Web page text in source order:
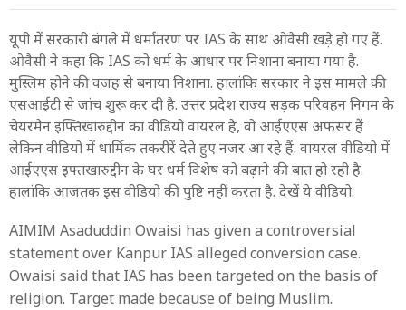
यूपी में सरकारी बंगले में धर्मांतरण पर IAS के साथ ओवैसी खड़े हो गए हैं.
ओवैसी ने कहा कि IAS को धर्म के आधार पर निशाना बनाया गया है.
मुस्लिम होने की वजह से बनाया निशाना. हालांकि सरकार ने इस मामले की
एसआईटी से जांच शुरू कर दी है. उत्तर प्रदेश राज्य सड़क परिवहन निगम के
चेयरमैन इफ्तिखारुद्दीन का वीडियो वायरल है, वो आईएएस अफसर हैं
लेकिन वीडियो में धार्मिक तकरीरें देते हुए नजर आ रहे हैं. वायरल वीडियो में
आईएएस इफ्तखारुद्दीन के घर धर्म विशेष को बढ़ाने की बात हो रही है.
हालांकि आजतक इस वीडियो की पुष्टि नहीं करता है. देखें ये वीडियो.
AIMIM Asaduddin Owaisi has given a controversial
statement over Kanpur IAS alleged conversion case.
Owaisi said that IAS has been targeted on the basis of
religion. Target made because of being Muslim.